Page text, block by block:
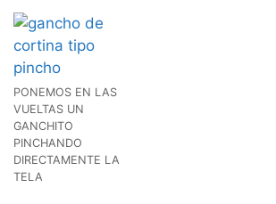
PONEMOS EN LAS
VUELTAS UN
GANCHITO
PINCHANDO
DIRECTAMENTE LA
TELA